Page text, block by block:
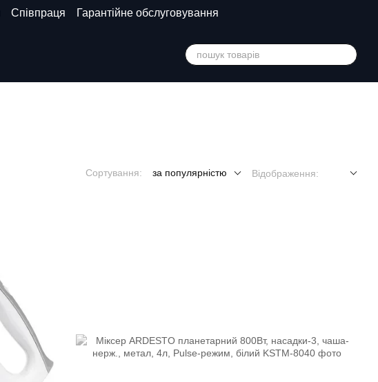
Співпраця Гарантійне обслуговування
Сортування: за популярністю Відображення: